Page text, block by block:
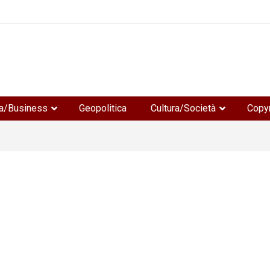
Business Geopolitica Cultura/Società